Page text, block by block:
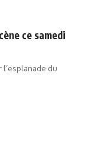
ce samedi
du